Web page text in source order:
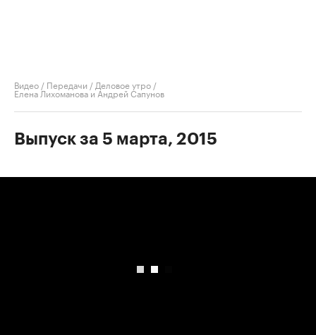
Видео / Передачи / Деловое утро /
Елена Лихоманова и Андрей Сапунов
Выпуск за 5 марта, 2015